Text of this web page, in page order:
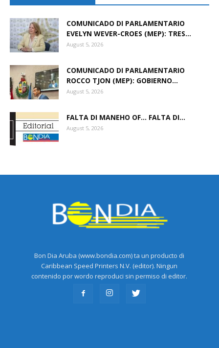
COMUNICADO DI PARLAMENTARIO
EVELYN WEVER-CROES (MEP): TRES...
August 5, 2026
COMUNICADO DI PARLAMENTARIO
ROCCO TJON (MEP): GOBIERNO...
August 5, 2026
FALTA DI MANEHO OF… FALTA DI...
August 5, 2026
Bon Dia Aruba (www.bondia.com) ta un producto di
Caribbean Speed Printers N.V. (editor). Ningun
contenido por wordo reproduci sin permiso di editor.